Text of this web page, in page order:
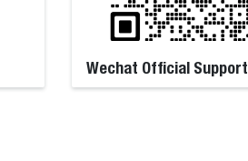
Wechat Official Support